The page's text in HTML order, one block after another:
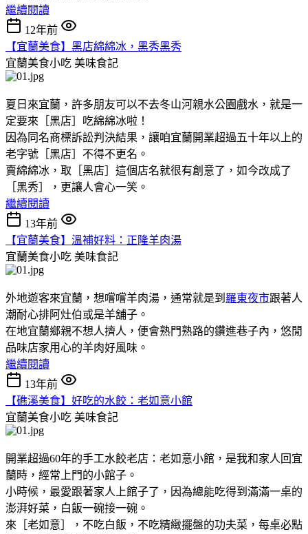
繼續閱讀
12年前
【宜蘭美食】黑店綿綿冰，黑秀黑秀
宜蘭美食小吃 美味食記
夏日來宜蘭，許多朋友可以不去冬山河親水公園戲水，就是一
定要來［黑店］吃綿綿冰啦！
因為同名商標訴訟判決結果，讓咱宜蘭開業超過五十年以上的
老字號［黑店］不得不更名。
賣綿綿冰，取［黑店］這個店名就很有創意了，如今改成了
［黑秀］，更讓人會心一笑。
繼續閱讀
13年前
【宜蘭美食】溫補好料：正隆羊肉湯
宜蘭美食小吃 美味食記
外地遊客來宜蘭，想嚐嚐羊肉湯，通常就是到 羅東夜市跟著人
潮耐心排阿灶伯或是羊舖子。
在地宜蘭鄉親不想人擠人，便會熟門熟路的鑽進巷子內，悠閒
品味店家用心的羊肉好風味。
繼續閱讀
13年前
【礁溪美食】好吃的水餃：老如意小館
宜蘭美食小吃 美味食記
開業超過60年的手工水餃老店：老如意小館，是我和家人回宜
蘭時，經常上門的小館子。
小時候，最愛跟著家人上館子了，因為總能吃得到滿滿一桌的
澎湃好菜，白飯一碗接一碗。
來［老如意］，不吃白飯，不吃精緻擺盤的功夫菜，每桌必點